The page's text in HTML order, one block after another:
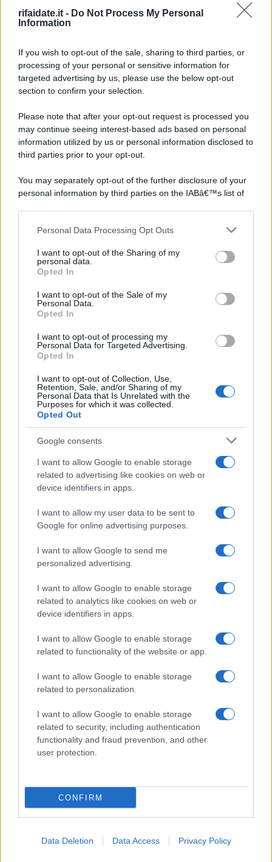
rifaidate.it - Do Not Process My Personal
Information
If you wish to opt-out of the sale, sharing to third parties, or
processing of your personal or sensitive information for
targeted advertising by us, please use the below opt-out
section to confirm your selection.
Please note that after your opt-out request is processed you
may continue seeing interest-based ads based on personal
information utilized by us or personal information disclosed to
third parties prior to your opt-out.
You may separately opt-out of the further disclosure of your
personal information by third parties on the IABâ€™s list of
This information may also be disclosed by us to third parties
further disclose it to other third parties.
Please note that this website/app uses one or more Google
services and may gather and store information including but
not limited to your visit or usage behaviour. You may click to
grant or deny consent to Google and its third-party tags to
consent section.
Personal Data Processing Opt Outs
I want to opt-out of the Sharing of my
personal data.
Opted In
I want to opt-out of the Sale of my
Personal Data.
Opted In
I want to opt-out of processing my
Personal Data for Targeted Advertising.
Opted In
I want to opt-out of Collection, Use,
Retention, Sale, and/or Sharing of my
Personal Data that Is Unrelated with the
Purposes for which it was collected.
Opted Out
Google consents
I want to allow Google to enable storage
related to advertising like cookies on web or
device identifiers in apps.
I want to allow my user data to be sent to
Google for online advertising purposes.
I want to allow Google to send me
personalized advertising.
I want to allow Google to enable storage
related to analytics like cookies on web or
device identifiers in apps.
I want to allow Google to enable storage
related to functionality of the website or app.
I want to allow Google to enable storage
related to personalization.
I want to allow Google to enable storage
related to security, including authentication
functionality and fraud prevention, and other
user protection.
CONFIRM
Data Deletion Data Access Privacy Policy
©2026 - rifaidate.it - p.iva 03338800984 Privacy Pubblicità